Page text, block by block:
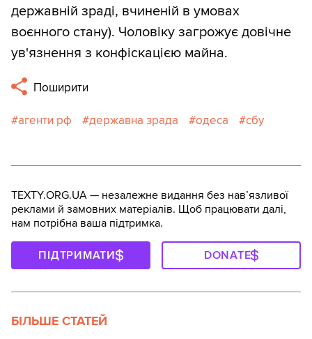
державній зраді, вчиненій в умовах
воєнного стану). Чоловіку загрожує довічне
ув'язнення з конфіскацією майна.
Поширити
агенти рф державна зрада одеса сбу
TEXTY.ORG.UA — незалежне видання без навʼязливої
реклами й замовних матеріалів. Щоб працювати далі,
нам потрібна ваша підтримка.
ПІДТРИМАТИ DONATE
БІЛЬШЕ СТАТЕЙ